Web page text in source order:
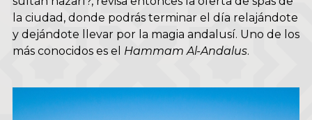
la ciudad, donde podrás terminar el día relajándote
y dejándote llevar por la magia andalusí. Uno de los
más conocidos es el Hammam Al-Andalus.